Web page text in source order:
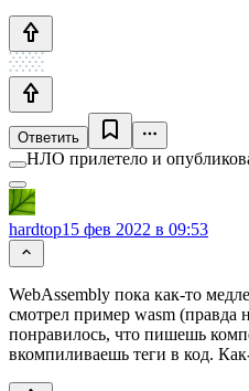
Ответить
НЛО прилетело и
hardtop15 фев 2022 в 09:53
WebAssembly пока как-то
смотрел пример wasm (правда
понравилось, что пишешь
вкомпиливаешь теги в код.